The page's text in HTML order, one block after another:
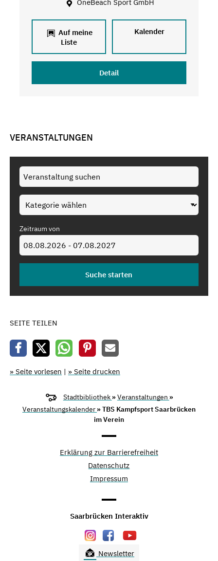
OneBeach Sport GmbH
Auf meine
Liste
Kalender
Detail
VERANSTALTUNGEN
Zeitraum von
SEITE TEILEN
» Seite vorlesen | » Seite drucken
Stadtbibliothek »Veranstaltungen »
Veranstaltungskalender » TBS Kampfsport Saarbrücken
im Verein
Erklärung zur Barrierefreiheit
Datenschutz
Impressum
Saarbrücken Interaktiv
Newsletter